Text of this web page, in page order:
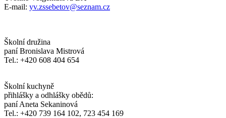
E-mail: yv.zssebetov@seznam.cz
Školní družina
paní Bronislava Mistrová
Tel.: +420 608 404 654
Školní kuchyně
přihlášky a odhlášky obědů:
paní Aneta Sekaninová
Tel.: +420 739 164 102, 723 454 169